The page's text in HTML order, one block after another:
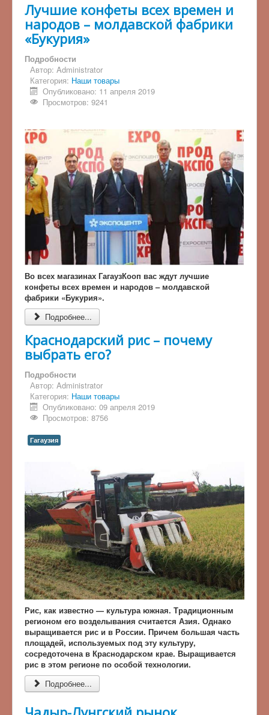
Лучшие конфеты всех времен и
народов – молдавской фабрики
«Букурия»
Подробности
Автор: Administrator
Категория: Наши товары
Опубликовано: 11 апреля 2019
Просмотров: 9241
Во всех магазинах ГагаузКооп вас ждут лучшие
конфеты всех времен и народов – молдавской
фабрики «Букурия».
Подробнее...
Краснодарский рис – почему
выбрать его?
Подробности
Автор: Administrator
Категория: Наши товары
Опубликовано: 09 апреля 2019
Просмотров: 8756
Гагаузия
Рис, как известно — культура южная. Традиционным
регионом его возделывания считается Азия. Однако
выращивается рис и в России. Причем большая часть
площадей, используемых под эту культуру,
сосредоточена в Краснодарском крае. Выращивается
рис в этом регионе по особой технологии.
Подробнее...